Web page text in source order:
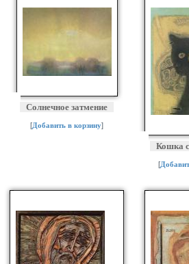
Cолнечное затмение
[Добавить в корзину]
Кошка
[